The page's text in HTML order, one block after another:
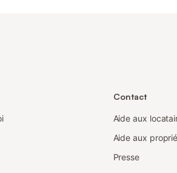
Contact
Aide aux
Aide aux
Presse